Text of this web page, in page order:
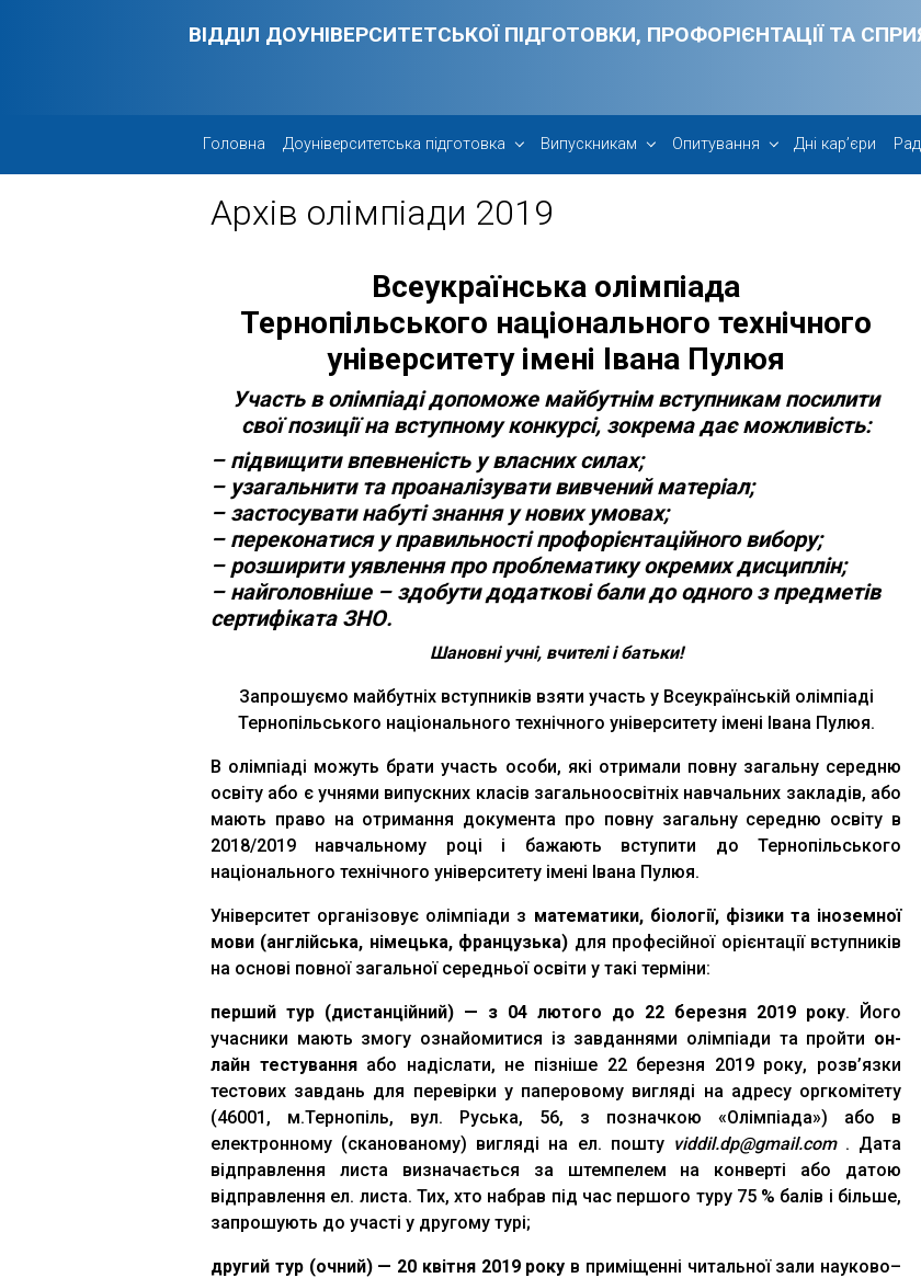
ВІДДІЛ ДОУНІВЕРСИТЕТСЬКОЇ ПІДГОТОВКИ, ПРОФОРІЄНТАЦІЇ ТА
Головна Доуніверситетська підготовка Випускникам Опитування Дні кар’єри
Архів олімпіади 2019
Всеукраїнська олімпіада
Тернопільського національного технічного
університету імені Івана Пулюя
Участь в олімпіаді допоможе майбутнім вступникам посилити
свої позиції на вступному конкурсі, зокрема дає можливість:
– підвищити впевненість у власних силах;
– узагальнити та проаналізувати вивчений матеріал;
– застосувати набуті знання у нових умовах;
– переконатися у правильності профорієнтаційного вибору;
– розширити уявлення про проблематику окремих дисциплін;
– найголовніше – здобути додаткові бали до одного з предметів
сертифіката ЗНО.
Шановні учні, вчителі і батьки!
Запрошуємо майбутніх вступників взяти участь у Всеукраїнській олімпіаді
Тернопільського національного технічного університету імені Івана Пулюя.
В олімпіаді можуть брати участь особи, які отримали повну загальну середню
освіту або є учнями випускних класів загальноосвітніх навчальних закладів, або
мають право на отримання документа про повну загальну середню освіту в
2018/2019 навчальному році і бажають вступити до Тернопільського
національного технічного університету імені Івана Пулюя.
Університет організовує олімпіади з математики, біології, фізики та іноземної
мови (англійська, німецька, французька) для професійної орієнтації вступників
на основі повної загальної середньої освіти у такі терміни:
перший тур (дистанційний) — з 04 лютого до 22 березня 2019 року. Його
учасники мають змогу ознайомитися із завданнями олімпіади та пройти он-
лайн тестуванняабо надіслати, не пізніше 22 березня 2019 року, розв’язки
тестових завдань для перевірки у паперовому вигляді на адресу оргкомітету
(46001, м.Тернопіль, вул. Руська, 56, з позначкою «Олімпіада») або в
електронному (сканованому) вигляді на ел. пошту viddil.dp@gmail.com. Дата
відправлення листа визначається за штемпелем на конверті або датою
відправлення ел. листа. Тих, хто набрав під час першого туру 75 % балів і більше,
запрошують до участі у другому турі;
другий тур (очний) — 20 квітня 2019 року в приміщенні читальної зали науково–